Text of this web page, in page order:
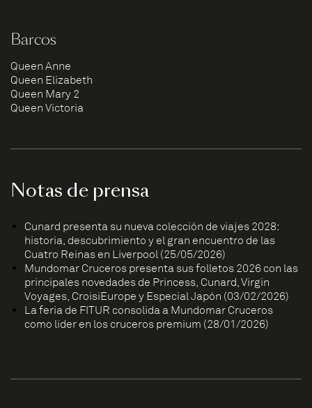
Barcos
Queen Anne
Queen Elizabeth
Queen Mary 2
Queen Victoria
Notas de prensa
Cunard presenta su nueva colección de viajes 2028:
historia, descubrimiento y el gran encuentro de las
Cuatro Reinas en Liverpool (25/05/2026)
Mundomar Cruceros presenta sus folletos 2026 con las
principales novedades de Princess, Cunard, Virgin
Voyages, CroisiEurope y Especial Japón (03/02/2026)
La feria de FITUR consolida a Mundomar Cruceros
como líder en los cruceros premium (28/01/2026)